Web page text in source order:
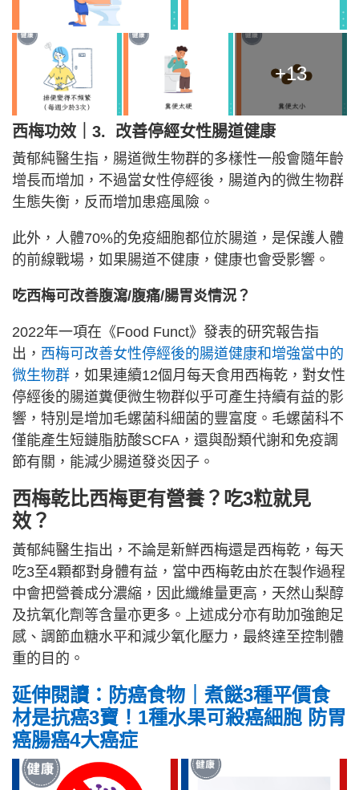
+13
西梅功效｜ 3. 改善停經女性腸道健康
黃郁純醫生指，腸道微生物群的多樣性一般會隨年齡
增長而增加，不過當女性停經後，腸道內的微生物群
生態失衡，反而增加患癌風險。
此外，人體70%的免疫細胞都位於腸道，是保護人體
的前線戰場，如果腸道不健康，健康也會受影響。
吃西梅可改善腹瀉/腹痛/腸胃炎情況？
2022年一項在《Food Funct》發表的研究報告指
出， 西梅可改善女性停經後的腸道健康和增強當中的
微生物群 ，如果連續12個月每天食用西梅乾，對女性
停經後的腸道糞便微生物群似乎可產生持續有益的影
響，特別是增加毛螺菌科細菌的豐富度。毛螺菌科不
僅能產生短鏈脂肪酸SCFA，還與酚類代謝和免疫調
節有關，能減少腸道發炎因子。
西梅乾比西梅更有營養？吃3粒就見
效？
黃郁純醫生指出，不論是新鮮西梅還是西梅乾，每天
吃3至4顆都對身體有益，當中西梅乾由於在製作過程
中會把營養成分濃縮，因此纖維量更高，天然山梨醇
及抗氧化劑等含量亦更多。上述成分亦有助加強飽足
感、調節血糖水平和減少氧化壓力，最終達至控制體
重的目的。
延伸閱讀：防癌食物｜煮餸3種平價食
材是抗癌3寶！1種水果可殺癌細胞 防胃
癌腸癌4大癌症